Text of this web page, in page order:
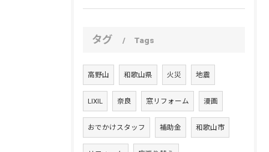
タグ Tags
高野山 和歌山県 火災 地震
LIXIL 奈良 窓リフォーム 漫画
おでかけスタッフ 補助金 和歌山市
お問い合わせはこちら